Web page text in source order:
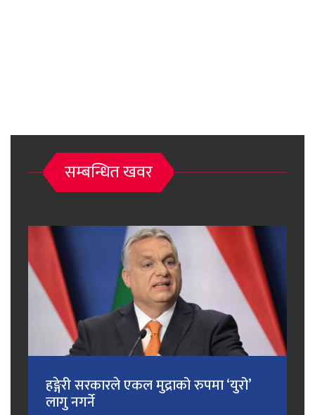
सम्बन्धित खवर
हङ्गेरी सरकारले एकल मुद्राको रुपमा ‘युरो’
लागु नगर्ने